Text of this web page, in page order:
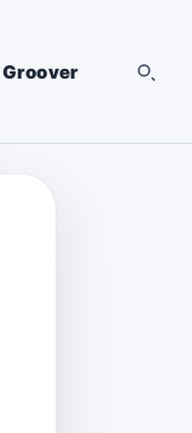
Groover